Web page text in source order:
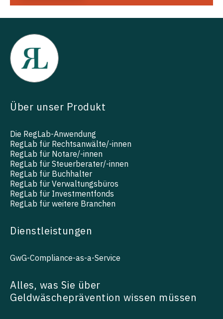
Über unser Produkt
Die RegLab-Anwendung
RegLab für Rechtsanwälte/-innen
RegLab für Notare/-innen
RegLab für Steuerberater/-innen
RegLab für Buchhalter
RegLab für Verwaltungsbüros
RegLab für Investmentfonds
RegLab für weitere Branchen
Dienstleistungen
GwG-Compliance-as-a-Service
Alles, was Sie über
Geldwäscheprävention wissen müssen